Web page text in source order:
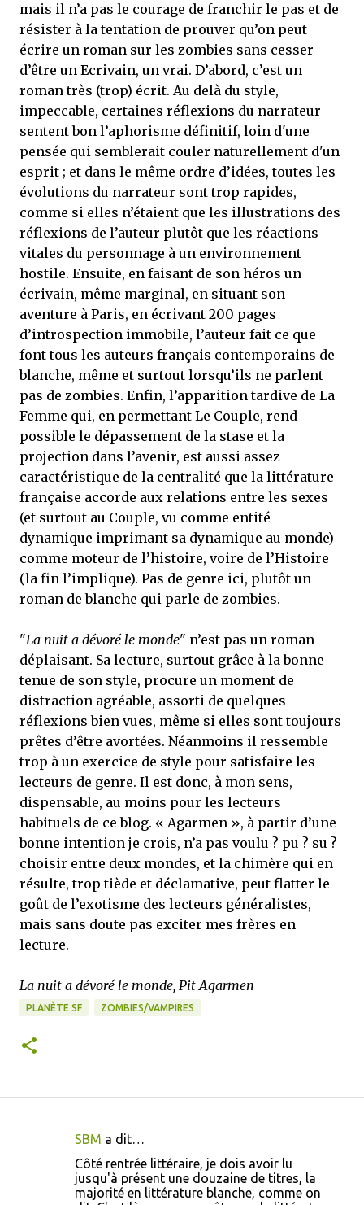
mais il n’a pas le courage de franchir le pas et de
résister à la tentation de prouver qu’on peut
écrire un roman sur les zombies sans cesser
d’être un Ecrivain, un vrai. D’abord, c’est un
roman très (trop) écrit. Au delà du style,
impeccable, certaines réflexions du narrateur
sentent bon l’aphorisme définitif, loin d'une
pensée qui semblerait couler naturellement d'un
esprit ; et dans le même ordre d’idées, toutes les
évolutions du narrateur sont trop rapides,
comme si elles n’étaient que les illustrations des
réflexions de l’auteur plutôt que les réactions
vitales du personnage à un environnement
hostile. Ensuite, en faisant de son héros un
écrivain, même marginal, en situant son
aventure à Paris, en écrivant 200 pages
d’introspection immobile, l’auteur fait ce que
font tous les auteurs français contemporains de
blanche, même et surtout lorsqu’ils ne parlent
pas de zombies. Enfin, l’apparition tardive de La
Femme qui, en permettant Le Couple, rend
possible le dépassement de la stase et la
projection dans l’avenir, est aussi assez
caractéristique de la centralité que la littérature
française accorde aux relations entre les sexes
(et surtout au Couple, vu comme entité
dynamique imprimant sa dynamique au monde)
comme moteur de l’histoire, voire de l’Histoire
(la fin l’implique). Pas de genre ici, plutôt un
roman de blanche qui parle de zombies.
"La nuit a dévoré le monde" n’est pas un roman
déplaisant. Sa lecture, surtout grâce à la bonne
tenue de son style, procure un moment de
distraction agréable, assorti de quelques
réflexions bien vues, même si elles sont toujours
prêtes d’être avortées. Néanmoins il ressemble
trop à un exercice de style pour satisfaire les
lecteurs de genre. Il est donc, à mon sens,
dispensable, au moins pour les lecteurs
habituels de ce blog. « Agarmen », à partir d’une
bonne intention je crois, n’a pas voulu ? pu ? su ?
choisir entre deux mondes, et la chimère qui en
résulte, trop tiède et déclamative, peut flatter le
goût de l’exotisme des lecteurs généralistes,
mais sans doute pas exciter mes frères en
lecture.
La nuit a dévoré le monde, Pit Agarmen
PLANÈTE SF ZOMBIES/VAMPIRES
SBM a dit…
Côté rentrée littéraire, je dois avoir lu
jusqu'à présent une douzaine de titres, la
majorité en littérature blanche, comme on